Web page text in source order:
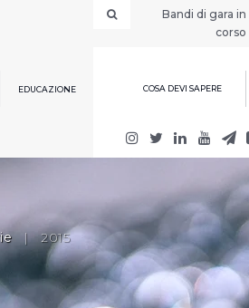
Bandi di gara in
corso
EDUCAZIONE COSA DEVI SAPERE
| 2015